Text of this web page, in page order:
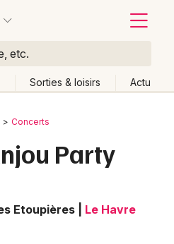
etc.
Sorties & loisirs Actu
Concerts
Party
Etoupières
Le Havre
Près de moi
Effacer les dates